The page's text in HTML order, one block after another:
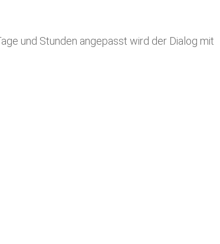
und Stunden angepasst wird der Dialog mit